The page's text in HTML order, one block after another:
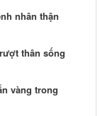
nhân thận
thân sống
vàng trong